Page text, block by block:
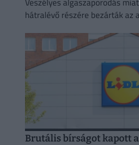
hátralévő részére bezárták az
Brutális bírságot kapott